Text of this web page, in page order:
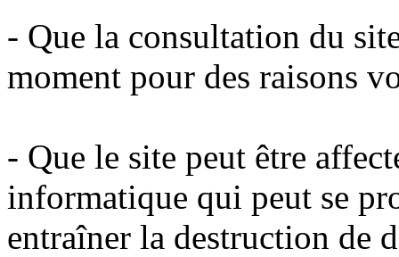
- Que la consultation du
moment pour des raisons
- Que le site peut être
informatique qui peut se
entraîner la destruction de